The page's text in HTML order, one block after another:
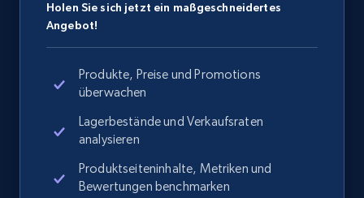
Holen Sie sich jetzt ein maßgeschneidertes
Angebot!
Produkte, Preise und Promotions
überwachen
Lagerbestände und Verkaufsraten
analysieren
Produktseiteninhalte, Metriken und
Bewertungen benchmarken